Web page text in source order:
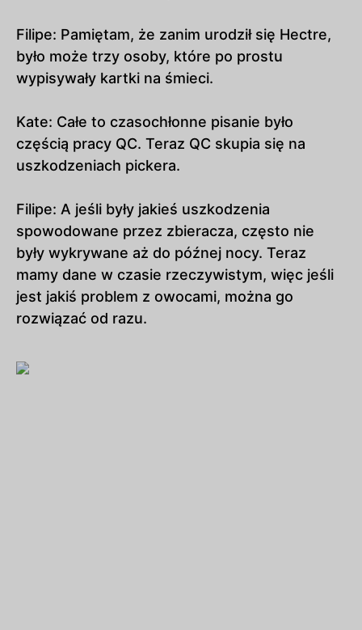
Filipe: Pamiętam, że zanim urodził się Hectre,
było może trzy osoby, które po prostu
wypisywały kartki na śmieci.
Kate: Całe to czasochłonne pisanie było
częścią pracy QC. Teraz QC skupia się na
uszkodzeniach pickera.
Filipe: A jeśli były jakieś uszkodzenia
spowodowane przez zbieracza, często nie
były wykrywane aż do późnej nocy. Teraz
mamy dane w czasie rzeczywistym, więc jeśli
jest jakiś problem z owocami, można go
rozwiązać od razu.